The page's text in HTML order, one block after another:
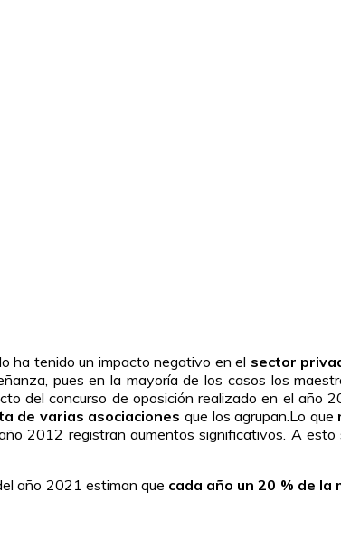
ha tenido un impacto negativo en el sector
pues en la mayoría de los casos los
del concurso de oposición realizado en el año
de varias asociaciones que los agrupan.Lo que
2012 registran aumentos significativos. A esto
año 2021 estiman que cada año un 20 % de la